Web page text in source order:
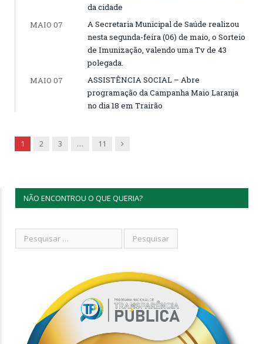
da cidade
MAIO 07
A Secretaria Municipal de Saúde realizou
nesta segunda-feira (06) de maio, o Sorteio
de Imunização, valendo uma Tv de 43
polegada.
MAIO 07
ASSISTÊNCIA SOCIAL – Abre
programação da Campanha Maio Laranja
no dia 18 em Trairão
1 2 3 … 11 Next
NÃO ENCONTROU O QUE QUERIA?